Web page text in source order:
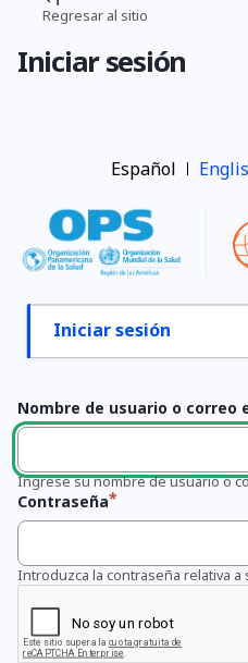
Pasar
contenido
Ruta
de
Regresar al sitio
Iniciar sesión
Español
Primary
Iniciar sesión
Nombre de usuario o correo
Ingrese su nombre de usuario o
Contraseña
Introduzca la contraseña relativa